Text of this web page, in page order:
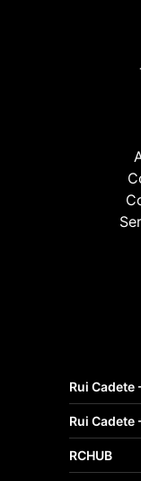
Rui Cadete
Rui Cadete
RCHUB